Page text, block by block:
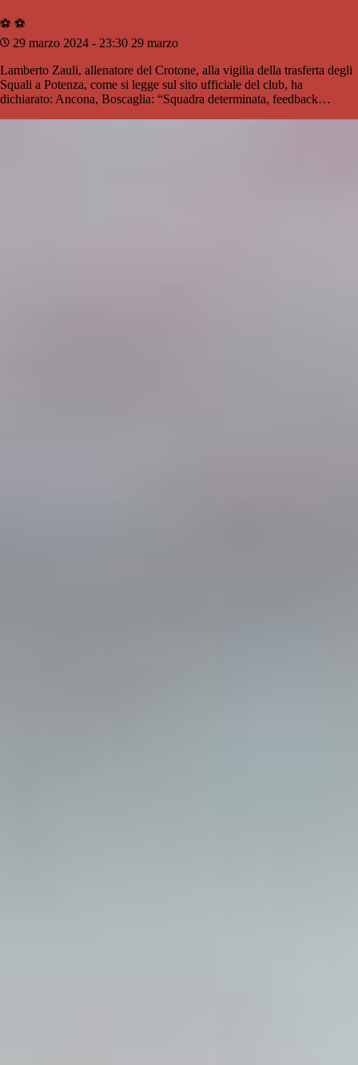
⚽️ ⚽️
29 marzo 2024 - 23:30 29 marzo
Lamberto Zauli, allenatore del Crotone, alla vigilia della trasferta degli
Squali a Potenza, come si legge sul sito ufficiale del club, ha
dichiarato: Ancona, Boscaglia: “Squadra determinata, feedback…